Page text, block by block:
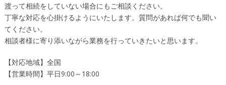
渡って相続をしていない場合にもご相談ください。
丁寧な対応を心掛けるようにいたします。質問があれば何でも聞い
てください。
相談者様に寄り添いながら業務を行っていきたいと思います。
【対応地域】全国
【営業時間】平日9:00～18:00